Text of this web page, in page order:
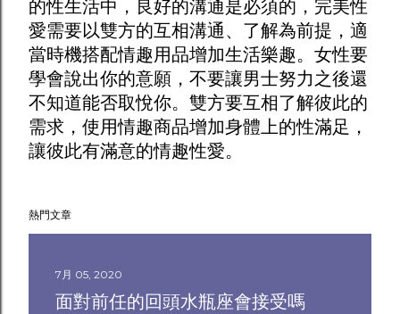
的性生活中，良好的溝通是必須的，完美性
愛需要以雙方的互相溝通、了解為前提，適
當時機搭配情趣用品增加生活樂趣。女性要
學會說出你的意願，不要讓男士努力之後還
不知道能否取悅你。雙方要互相了解彼此的
需求，使用情趣商品增加身體上的性滿足，
讓彼此有滿意的情趣性愛。
熱門文章
7月 05, 2020
面對前任的回頭水瓶座會接受嗎